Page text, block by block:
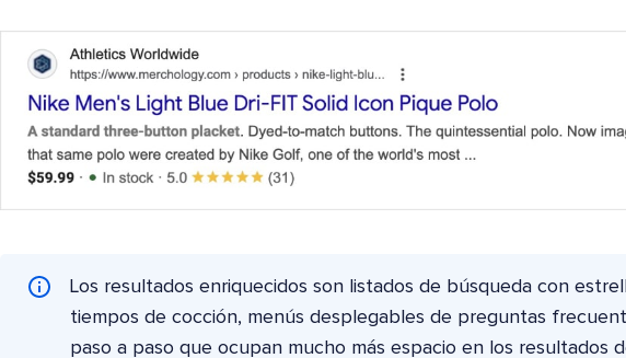
Los resultados enriquecidos son listados de búsqueda con
tiempos de cocción, menús desplegables de preguntas
paso a paso que ocupan mucho más espacio en los resultados